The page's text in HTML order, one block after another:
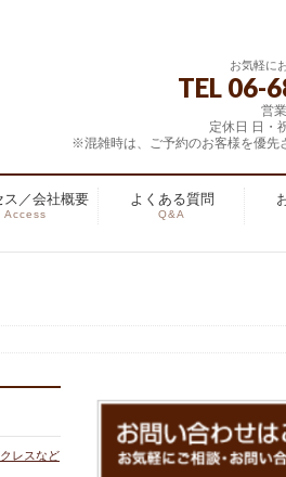
お気軽に
TEL 06-
営
定休日 日・
※混雑時は、ご予約のお客様を優先
ス／会社概要
Access
よくある質問
Q&A
レスなど